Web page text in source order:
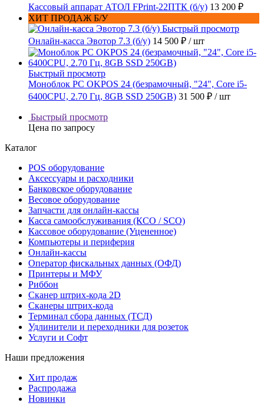
Кассовый аппарат АТОЛ FPrint-22ПТК (б/у) 13 200 ₽
ХИТ ПРОДАЖ Б/У
Быстрый просмотр
Онлайн-касса Эвотор 7.3 (б/у) 14 500 ₽ / шт
Быстрый просмотр
Моноблок PC OKPOS 24 (безрамочный, "24", Core i5-
6400CPU, 2.70 Гц, 8GB SSD 250GB) 31 500 ₽ / шт
Быстрый просмотр
Цена по запросу
Каталог
POS оборудование
Аксессуары и расходники
Банковское оборудование
Весовое оборудование
Запчасти для онлайн-кассы
Касса самообслуживания (КСО / SCO)
Кассовое оборудование (Уцененное)
Компьютеры и периферия
Онлайн-кассы
Оператор фискальных данных (ОФД)
Принтеры и МФУ
Риббон
Сканер штрих-кода 2D
Сканеры штрих-кода
Терминал сбора данных (ТСД)
Удлинители и переходники для розеток
Услуги и Софт
Наши предложения
Хит продаж
Распродажа
Новинки